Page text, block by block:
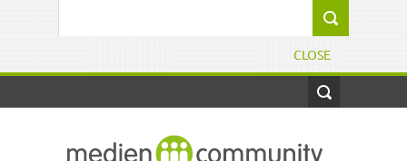
CLOSE